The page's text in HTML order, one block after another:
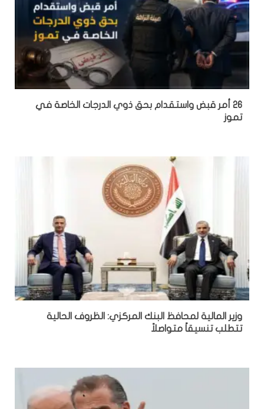
26 أمر قبض واستقدام بحق ذوي الدرجات الخاصة في
تموز
وزير المالية لمحافظ البنك المركزي: الظروف الحالية
تتطلب تنسيقاً متواصلاً